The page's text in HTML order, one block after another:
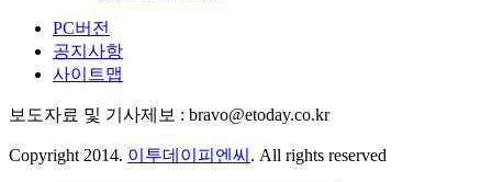
PC버전
공지사항
사이트맵
보도자료 및 기사제보 : bravo@etoday.co.kr
Copyright 2014. 이투데이피엔씨 . All rights reserved